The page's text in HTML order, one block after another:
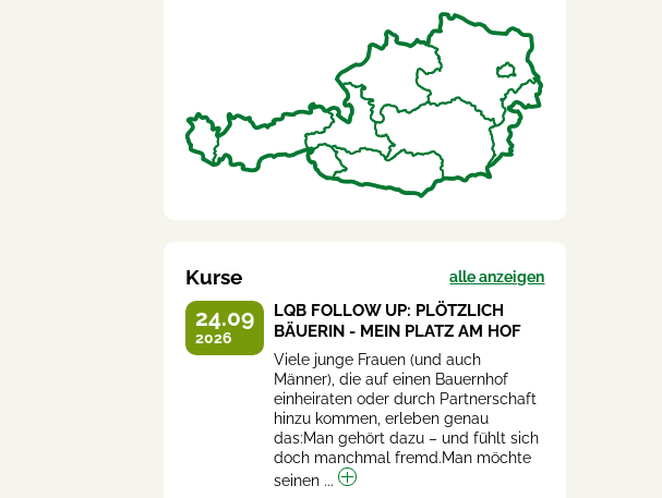
Kurse alle anzeigen
24.09
2026
LQB FOLLOW UP: PLÖTZLICH
BÄUERIN - MEIN PLATZ AM HOF
Viele junge Frauen (und auch
Männer), die auf einen Bauernhof
einheiraten oder durch Partnerschaft
hinzu kommen, erleben genau
das:Man gehört dazu – und fühlt sich
doch manchmal fremd.Man möchte
seinen ...